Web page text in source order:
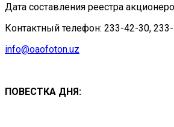
Дата составления реестра
Контактный телефон: 233-42-30,
info@oaofoton.uz
ПОВЕСТКА ДНЯ: